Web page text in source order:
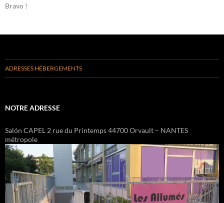
Bravo !
ADRESSES HÉBERGEMENTS
NOTRE ADRESSE
Salón CAPEL 2 rue du Printemps 44700 Orvault – NANTES
métropole